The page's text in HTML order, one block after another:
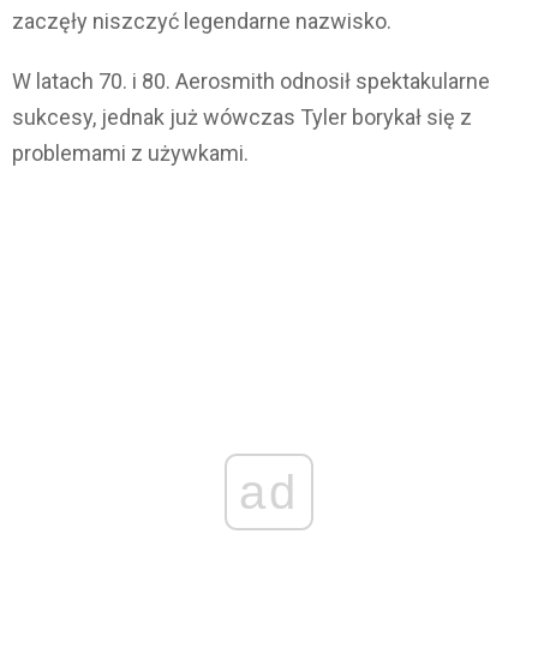
zaczęły niszczyć legendarne nazwisko.
W latach 70. i 80. Aerosmith odnosił spektakularne
sukcesy, jednak już wówczas Tyler borykał się z
problemami z używkami.
ad